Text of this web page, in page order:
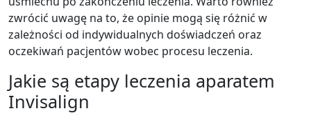
zwrócić uwagę na to, że opinie mogą się różnić w
zależności od indywidualnych doświadczeń oraz
oczekiwań pacjentów wobec procesu leczenia.
Jakie są etapy leczenia aparatem
Invisalign